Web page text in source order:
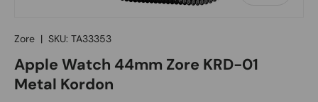
Zore | SKU: TA33353
Apple Watch 44mm Zore KRD-01
Metal Kordon